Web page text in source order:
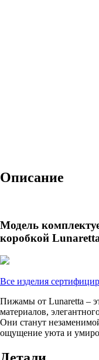
Описание
Модель
коробкой
Все изделия
Пижамы от Lunaretta –
материалов,
Они станут
ощущение уюта и